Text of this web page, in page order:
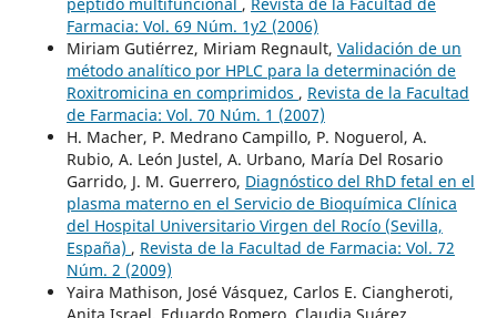
Farmacia: Vol. 69 Núm. 1y2 (2006)
Miriam Gutiérrez, Miriam Regnault, Validación de un
método analítico por HPLC para la determinación de
Roxitromicina en comprimidos , Revista de la Facultad
de Farmacia: Vol. 70 Núm. 1 (2007)
H. Macher, P. Medrano Campillo, P. Noguerol, A.
Rubio, A. León Justel, A. Urbano, María Del Rosario
Garrido, J. M. Guerrero, Diagnóstico del RhD fetal en el
plasma materno en el Servicio de Bioquímica Clínica
del Hospital Universitario Virgen del Rocío (Sevilla,
España) , Revista de la Facultad de Farmacia: Vol. 72
Núm. 2 (2009)
Yaira Mathison, José Vásquez, Carlos E. Ciangheroti,